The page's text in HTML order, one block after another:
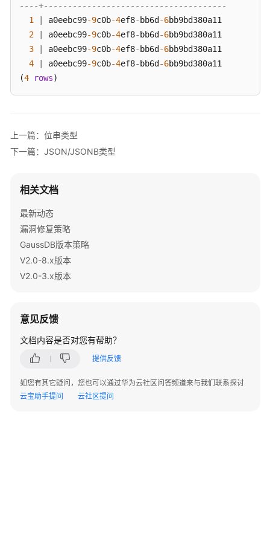
指
（集
中
式
_V2.0-
指
南
式
_V2.0-
开
发
指
中
_V2.0-
3.x）
数
据
----+--------------------------------------
1
a0eebc99-9c0b-4ef8- bb6d -6bb9bd380a11
2
a0eebc99-9c0b-4ef8- bb6d -6bb9bd380a11
3
a0eebc99-9c0b-4ef8- bb6d -6bb9bd380a11
4
a0eebc99-9c0b-4ef8- bb6d -6bb9bd380a11
(4 rows)
上一篇：位串类型
下一篇：JSON/JSONB类型
相关文档
最新动态
漏洞修复策略
GaussDB版本策略
V2.0-8.x版本
V2.0-3.x版本
意见反馈
文档内容是否对您有帮助？
提供反馈
如您有其它疑问，您也可以通过华为云社区问答频道来与我们联系探讨
云宝助手提问
云社区提问